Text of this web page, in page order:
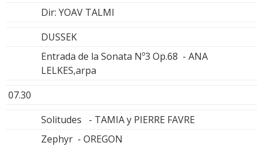
Dir: YOAV TALMI
DUSSEK
Entrada de la Sonata Nº3 Op.68 - ANA
LELKES,arpa
07.30
Solitudes - TAMIA y PIERRE FAVRE
Zephyr - OREGON